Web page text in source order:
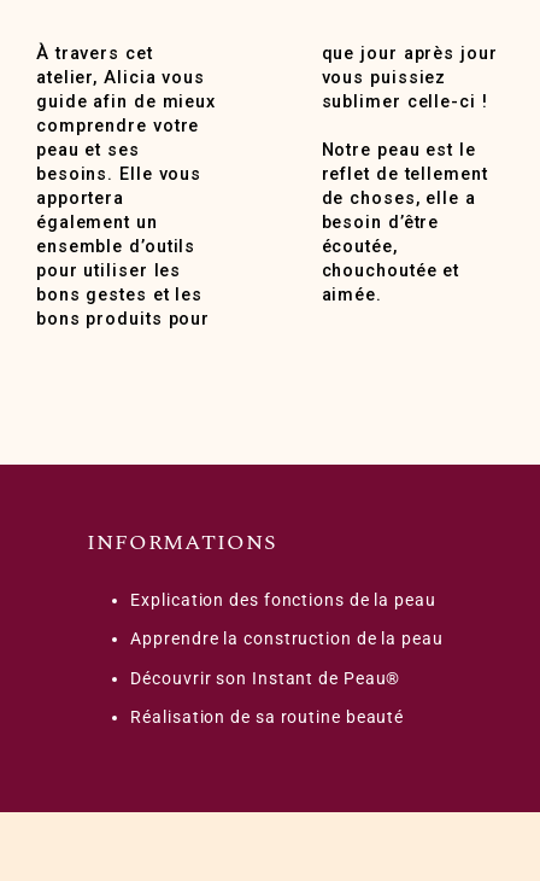
À travers cet
atelier, Alicia vous
guide afin de mieux
comprendre votre
peau et ses
besoins. Elle vous
apportera
également un
ensemble d’outils
pour utiliser les
bons gestes et les
bons produits pour
que jour après jour
vous puissiez
sublimer celle-ci !
Notre peau est le
reflet de tellement
de choses, elle a
besoin d’être
écoutée,
chouchoutée et
aimée.
INFORMATIONS
Explication des fonctions de la peau
Apprendre la construction de la peau
Découvrir son Instant de Peau®
Réalisation de sa routine beauté